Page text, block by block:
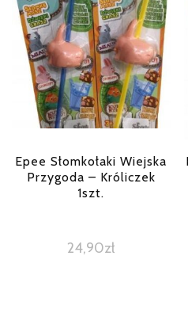
Epee Słomkołaki Wiejska
Przygoda – Króliczek
1szt.
24,90zł